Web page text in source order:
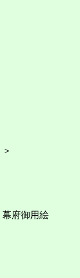
＞
府御用絵